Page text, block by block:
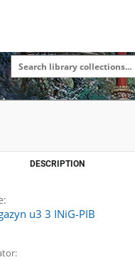
DESCRIPTION
u3 3 INiG-PIB